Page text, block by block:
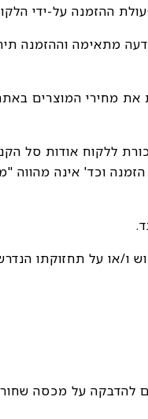
ההזמנה על-ידי
מתאימה
את מחירי המוצרים
הזמנה וכד' אינה